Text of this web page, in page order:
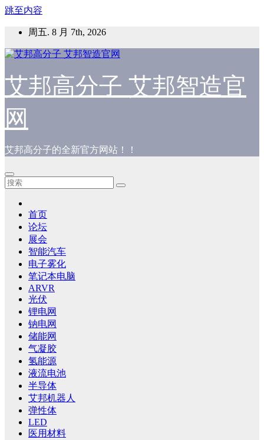
跳至内容
周五. 8 月 7th, 2026
艾邦高分子 艾邦智造官
网
艾邦高分子的全新官方网站！！
首页
论坛
展会
智能汽车
电子雾化
笔记本电脑
ARVR
光伏
锂电网
钠电网
储能网
气凝胶
氢能源
液流电池
半导体
艾邦机器人
弹性体
LED
医用材料